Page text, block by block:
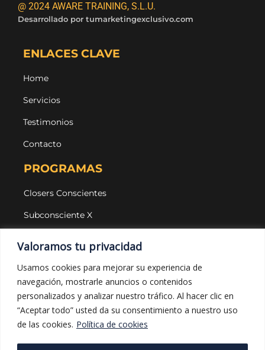
Valoramos tu privacidad
Usamos cookies para mejorar su experiencia de
navegación, mostrarle anuncios o contenidos
personalizados y analizar nuestro tráfico. Al hacer clic en
“Aceptar todo” usted da su consentimiento a nuestro uso
de las cookies. Política de cookies
@ 2024 AWARE TRAINING, S.L.U.
Desarrollado por tumarketingexclusivo.com
ENLACES CLAVE
Home
Servicios
Testimonios
Contacto
PROGRAMAS
Closers Conscientes
Subconsciente X
LEGAL Y PROTECCIÓN
Aviso legal
Política de privacidad
Política de cookies